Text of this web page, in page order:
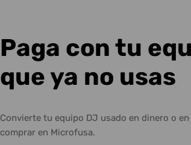
Paga con tu
que ya no usas
Convierte tu equipo DJ usado en dinero o
comprar en Microfusa.